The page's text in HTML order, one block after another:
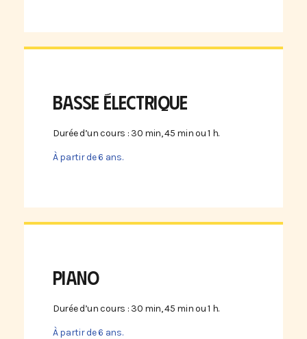
BASSE ÉLECTRIQUE
Durée d’un cours : 30 min, 45 min ou 1 h.
À partir de 6 ans.
PIANO
Durée d’un cours : 30 min, 45 min ou 1 h.
À partir de 6 ans.